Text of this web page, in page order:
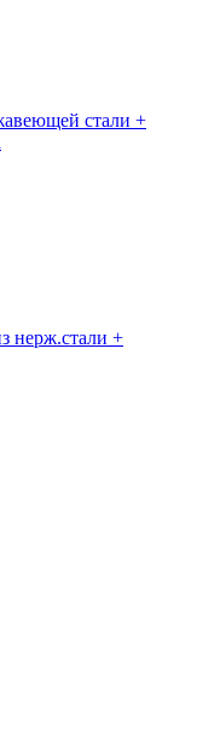
стали +
нерж.стали +